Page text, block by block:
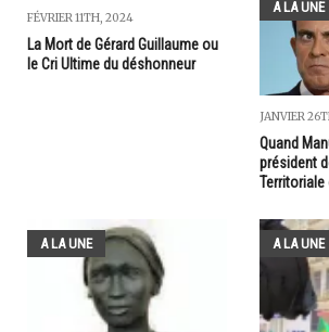
FÉVRIER 11TH, 2024
La Mort de Gérard Guillaume ou
le Cri Ultime du déshonneur
A LA UNE
JANVIER
Quand
président
Territoriale
A LA UNE A LA UNE